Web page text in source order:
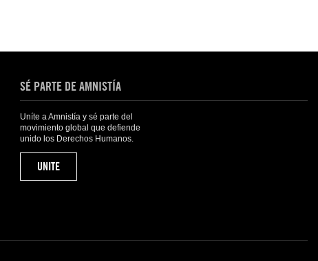
SÉ PARTE DE AMNISTÍA
Uníte a Amnistía y sé parte del
movimiento global que defiende
unido los Derechos Humanos.
UNITE